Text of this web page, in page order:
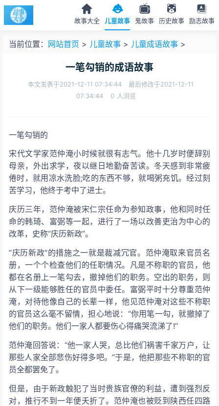
故事大全 儿童故事 鬼故事 历史故事 励志故事
当前位置： 网站首页 > 儿童故事 > 儿童成语故事 >
一笔勾销的成语故事
本文发表于2021-12-11 07:34:44
最后修改于2021-12-11
07:34:44
0 人浏览
一笔勾销的
宋代文学家范仲淹小时候就很有志气。他十几岁时便辞别
母亲，外出求学，夜以继日地勤奋苦读。冬天感到非常疲
倦时，就用凉水洗脸;吃的东西不够，就喝粥充饥。经过刻
苦学习，他终于考中了进士。
庆历三年，范仲淹被宋仁宗任命为参知政事，他和同时任
命的韩琦、富弼等一起，进行了一场以改善吏治为中心的
改革，史称“庆历新政”。
“庆历新政“的措施之一就是裁减冗官。范仲淹取来官员名
册，一个个检查他们的任职情况。凡是不称职的官员，他
都在名册上一笔勾去，撤掉他们的职务。空出的职务，则
从下一级能够胜任的官员中委任。富弼平时十分尊重范仲
淹，对待他像自己的长辈一样，他见范仲淹对这些不称职
的官员这么毫不留情，担心地说：“你用笔一勾，就撤掉了
他们的职务。他们一家人都要伤心得痛哭流涕了!”
范仲淹回答说：“他一家人哭，总比他们祸害千家万户，让
那些人家全部悲伤好得多吧。”于是，他把那些不称职的官
员全都罢免了。
但是，由于新政触犯了当时贵族官僚的利益，遭到强烈反
对，推行不到一年便夭折了。范仲淹也被贬到陕西任四路